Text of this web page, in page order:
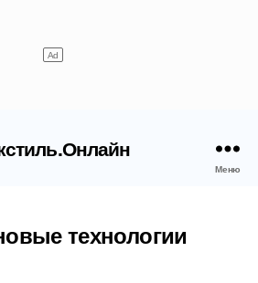
Меню
технологии